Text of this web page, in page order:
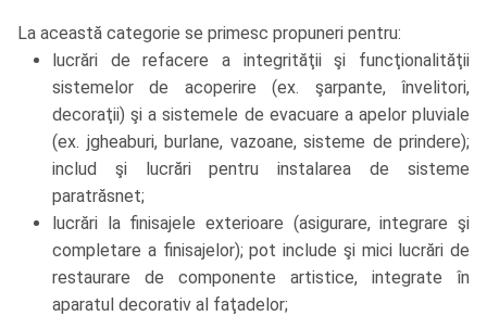
La această categorie se primesc propuneri pentru:
lucrări de refacere a integrităţii şi funcţionalităţii
sistemelor de acoperire (ex. şarpante, învelitori,
decoraţii) şi a sistemele de evacuare a apelor pluviale
(ex. jgheaburi, burlane, vazoane, sisteme de prindere);
includ şi lucrări pentru instalarea de sisteme
paratrăsnet;
lucrări la finisajele exterioare (asigurare, integrare şi
completare a finisajelor); pot include şi mici lucrări de
restaurare de componente artistice, integrate în
aparatul decorativ al faţadelor;